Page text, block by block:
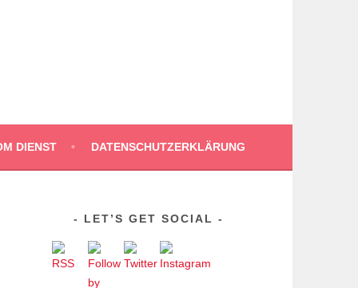
DIENST DATENSCHUTZERKLÄRUNG
LET’S GET SOCIAL